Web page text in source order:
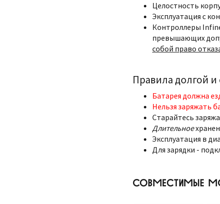
Целостность
Эксплуатация с
Контроллеры
превышающих
собой право
Правила долгой
Батарея должна
Нельзя заряжать
Старайтесь
Длительное
Эксплуатация в
Для зарядки -
СОВМЕСТИМЫЕ